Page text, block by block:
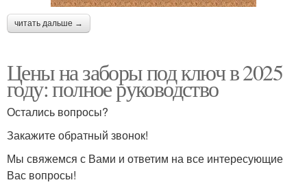
читать дальше →
Цены на заборы под ключ в 2025
году: полное руководство
Остались вопросы?
Закажите обратный звонок!
Мы свяжемся с Вами и ответим на все интересующие
Вас вопросы!